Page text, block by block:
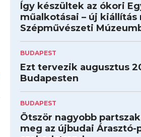
Így készültek az ókori
műalkotásai – új kiállítás
Szépművészeti
BUDAPEST
Ezt tervezik augusztus
Budapesten
BUDAPEST
Ötször nagyobb
meg az újbudai Árasztó-